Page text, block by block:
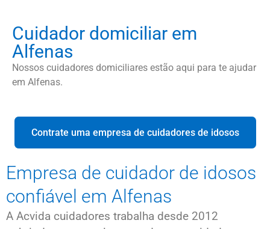
Cuidador domiciliar em
Alfenas
Nossos cuidadores domiciliares estão aqui para te ajudar
em Alfenas.
Contrate uma empresa de cuidadores de idosos
Empresa de cuidador de idosos
confiável em Alfenas
A Acvida cuidadores trabalha desde 2012